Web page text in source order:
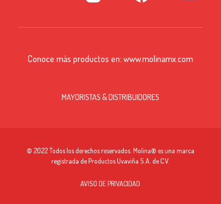
Conoce más productos en:www.molinamx.com
MAYORISTAS & DISTRIBUIDORES
© 2022 Todos los derechos reservados. Molina® es una marca
registrada de Productos Uvaviña S.A. de C.V.
AVISO DE PRIVACIDAD